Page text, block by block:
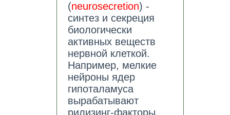
(neurosecretion) -
синтез и секреция
биологически
активных веществ
нервной клеткой.
Например, мелкие
нейроны ядер
гипоталамуса
вырабатывают
рилизинг-факторы,